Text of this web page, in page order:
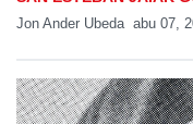
Jon Ander Ubeda abu 07,